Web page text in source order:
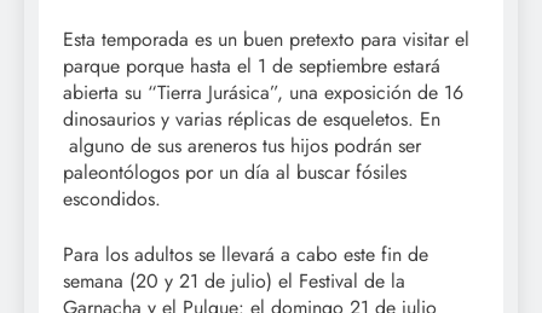
Esta temporada es un buen pretexto para visitar el
parque porque hasta el 1 de septiembre estará
abierta su “Tierra Jurásica”, una exposición de 16
dinosaurios y varias réplicas de esqueletos. En
alguno de sus areneros tus hijos podrán ser
paleontólogos por un día al buscar fósiles
escondidos.
Para los adultos se llevará a cabo este fin de
semana (20 y 21 de julio) el Festival de la